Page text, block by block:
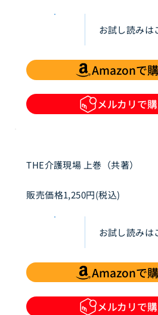
お試し読みは
Amazonで
メルカリで
THE介護現場 上巻（共著）
販売価格1,250円(税込)
お試し読みは
Amazonで
メルカリで